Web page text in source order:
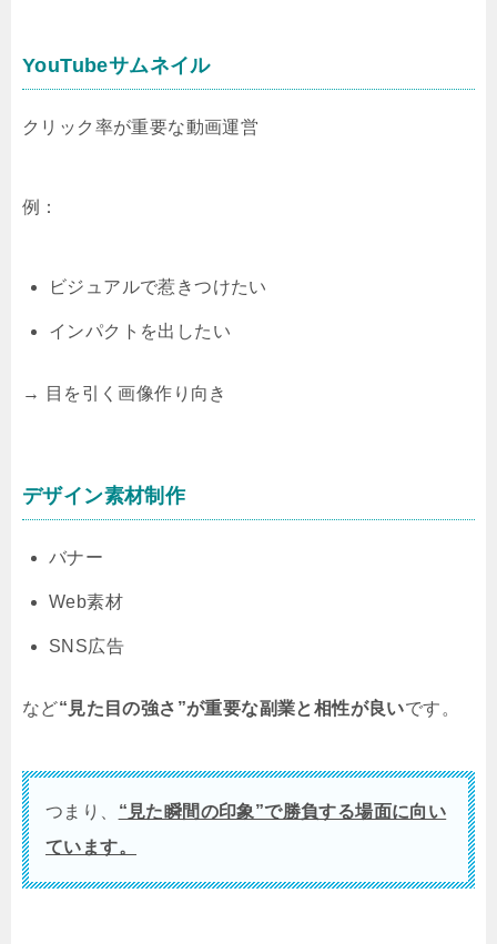
YouTubeサムネイル
クリック率が重要な動画運営
例：
ビジュアルで惹きつけたい
インパクトを出したい
→ 目を引く画像作り向き
デザイン素材制作
バナー
Web素材
SNS広告
など“見た目の強さ”が重要な副業と相性が良いです。
つまり、 “見た瞬間の印象”で勝負する場面に向い
ています。